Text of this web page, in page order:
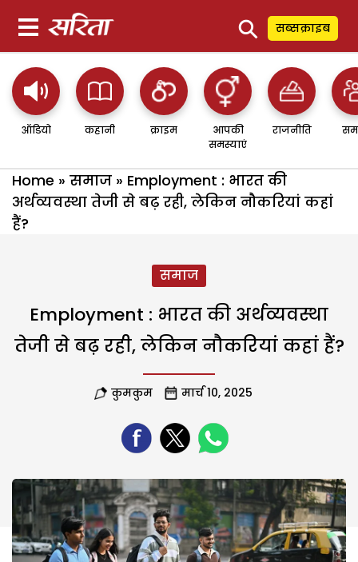
⚲ सब्सक्राइब
ऑडियो कहानी क्राइम
आपकी
समस्याएं
राजनीति
Home » समाज » Employment : भारत की
अर्थव्यवस्था तेजी से बढ़ रही, लेकिन नौकरियां कहां
हैं?
समाज
Employment : भारत की अर्थव्यवस्था
तेजी से बढ़ रही, लेकिन नौकरियां कहां हैं?
कुमकुम मार्च 10, 2025